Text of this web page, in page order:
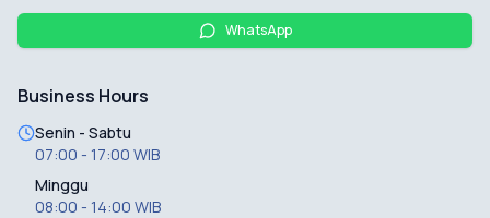
WhatsApp
Business Hours
Senin - Sabtu
07:00 - 17:00 WIB
Minggu
08:00 - 14:00 WIB